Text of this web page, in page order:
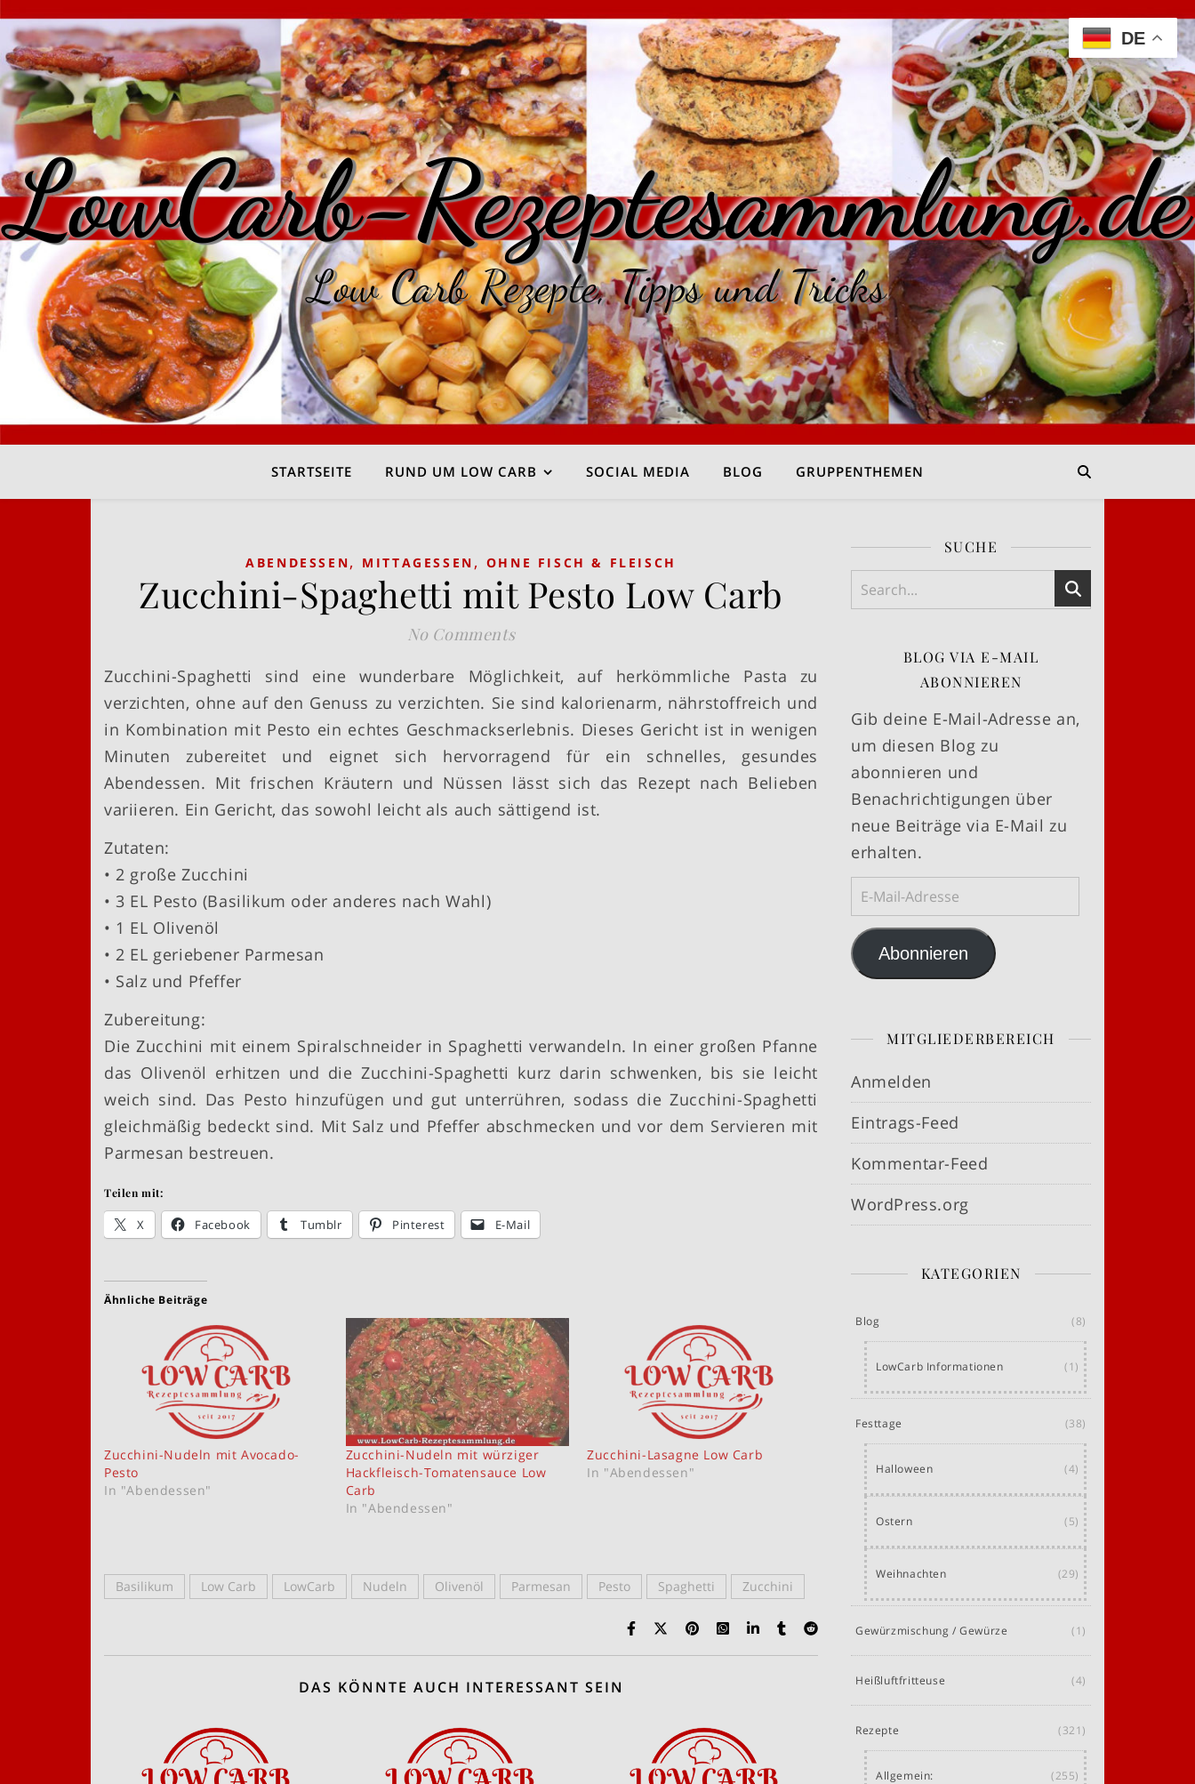
LowCarb-Rezeptesammlung.de
Low Carb Rezepte, Tipps und Tricks
STARTSEITE RUND UM LOW CARB SOCIAL MEDIA BLOG GRUPPENTHEMEN
ABENDESSEN, MITTAGESSEN , OHNE FISCH & FLEISCH
Zucchini-Spaghetti mit Pesto Low Carb
No Comments
Zucchini-Spaghetti sind eine wunderbare Möglichkeit, auf herkömmliche Pasta zu
verzichten, ohne auf den Genuss zu verzichten. Sie sind kalorienarm, nährstoffreich und
in Kombination mit Pesto ein echtes Geschmackserlebnis. Dieses Gericht ist in wenigen
Minuten zubereitet und eignet sich hervorragend für ein schnelles, gesundes
Abendessen. Mit frischen Kräutern und Nüssen lässt sich das Rezept nach Belieben
variieren. Ein Gericht, das sowohl leicht als auch sättigend ist.
Zutaten:
• 2 große Zucchini
• 3 EL Pesto (Basilikum oder anderes nach Wahl)
• 1 EL Olivenöl
• 2 EL geriebener Parmesan
• Salz und Pfeffer
Zubereitung:
Die Zucchini mit einem Spiralschneider in Spaghetti verwandeln. In einer großen Pfanne
das Olivenöl erhitzen und die Zucchini-Spaghetti kurz darin schwenken, bis sie leicht
weich sind. Das Pesto hinzufügen und gut unterrühren, sodass die Zucchini-Spaghetti
gleichmäßig bedeckt sind. Mit Salz und Pfeffer abschmecken und vor dem Servieren mit
Parmesan bestreuen.
Teilen mit:
X Facebook Tumblr Pinterest E-Mail
Ähnliche Beiträge
Zucchini-Nudeln mit Avocado-
Pesto
In "Abendessen"
Zucchini-Nudeln mit würziger
Hackfleisch-Tomatensauce Low
Carb
In "Abendessen"
Zucchini-Lasagne Low Carb
In "Abendessen"
Basilikum Low Carb LowCarb Nudeln Olivenöl Parmesan Pesto Spaghetti Zucchini
DAS KÖNNTE AUCH INTERESSANT SEIN
SUCHE
BLOG VIA E-MAIL
ABONNIEREN
Gib deine E-Mail-Adresse an,
um diesen Blog zu
abonnieren und
Benachrichtigungen über
neue Beiträge via E-Mail zu
erhalten.
E-Mail-Adresse
Abonnieren
MITGLIEDERBEREICH
Anmelden
Eintrags-Feed
Kommentar-Feed
WordPress.org
KATEGORIEN
Blog (8)
LowCarb Informationen (1)
Festtage (38)
Halloween (4)
Ostern (5)
Weihnachten (29)
Gewürzmischung / Gewürze (1)
Heißluftfritteuse (4)
Rezepte (321)
Allgemein: (255)
DE